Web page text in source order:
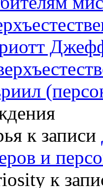
к записи
и
к